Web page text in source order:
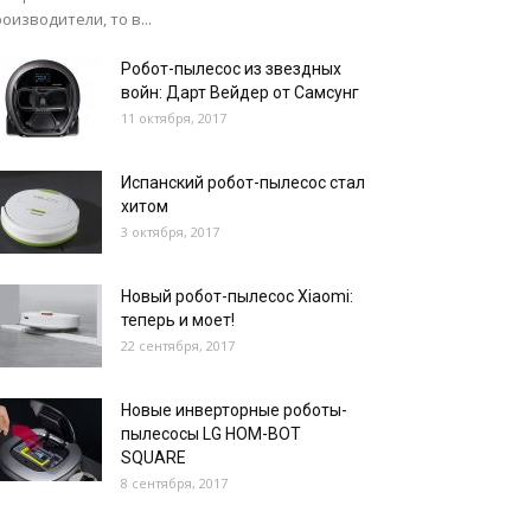
то в...
Робот-пылесос из звездных
войн: Дарт Вейдер от Самсунг
11 октября, 2017
Испанский робот-пылесос стал
хитом
3 октября, 2017
Новый робот-пылесос Xiaomi:
теперь и моет!
22 сентября, 2017
Новые инверторные роботы-
пылесосы LG HOM-BOT
SQUARE
8 сентября, 2017